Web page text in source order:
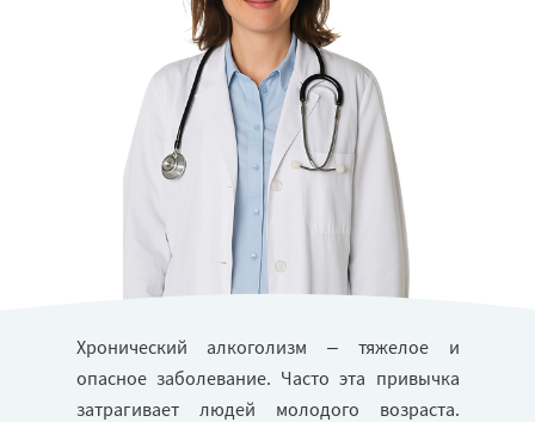
Хронический алкоголизм – тяжелое и
опасное заболевание. Часто эта привычка
затрагивает людей молодого возраста.